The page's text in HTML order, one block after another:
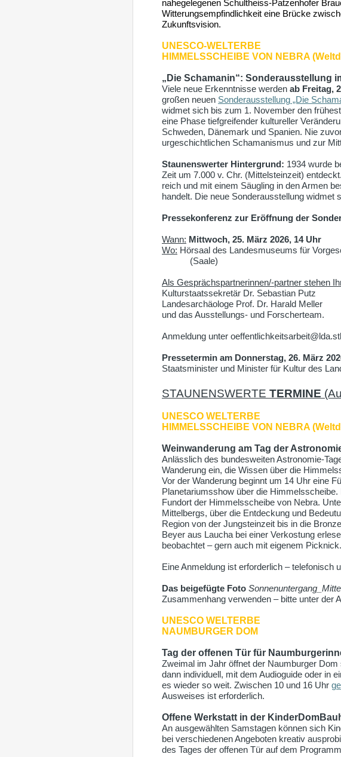
nahegelegenen Schultheiss-Patzenhofer
Witterungsempfindlichkeit eine Brücke
Zukunftsvision.
UNESCO-WELTERBE
HIMMELSSCHEIBE VON NEBRA
„Die Schamanin“: Sonderausstellung
Viele neue Erkenntnisse werden ab Freitag,
großen neuen Sonderausstellung „Die
widmet sich bis zum 1. November den
eine Phase tiefgreifender kultureller
Schweden, Dänemark und Spanien. Nie
urgeschichtlichen Schamanismus und zur
Staunenswerter Hintergrund: 1934 wurde
Zeit um 7.000 v. Chr. (Mittelsteinzeit)
reich und mit einem Säugling in den Armen
handelt. Die neue Sonderausstellung widmet
Pressekonferenz zur Eröffnung der
Wann: Mittwoch, 25. März 2026, 14 Uhr
Wo: Hörsaal des Landesmuseums für
(Saale)
Als Gesprächspartnerinnen/-partner stehen
Kulturstaatssekretär Dr. Sebastian Putz
Landesarchäologe Prof. Dr. Harald Meller
und das Ausstellungs- und Forscherteam.
Anmeldung unter
Pressetermin am Donnerstag, 26. März
Staatsminister und Minister für Kultur des
STAUNENSWERTE TERMINE
UNESCO WELTERBE
HIMMELSSCHEIBE VON NEBRA
Weinwanderung am Tag der
Anlässlich des bundesweiten Astronomie-
Wanderung ein, die Wissen über die
Vor der Wanderung beginnt um 14 Uhr eine
Planetariumsshow über die
Fundort der Himmelsscheibe von Nebra.
Mittelbergs, über die Entdeckung und
Region von der Jungsteinzeit bis in die
Beyer aus Laucha bei einer Verkostung
beobachtet – gern auch mit eigenem Picknick.
Eine Anmeldung ist erforderlich – telefonisch
Das beigefügte Foto
Zusammenhang verwenden – bitte unter der
UNESCO WELTERBE
NAUMBURGER DOM
Tag der offenen Tür für
Zweimal im Jahr öffnet der Naumburger
dann individuell, mit dem Audioguide oder in
es wieder so weit. Zwischen 10 und 16 Uhr
Ausweises ist erforderlich.
Offene Werkstatt in der
An ausgewählten Samstagen können sich
bei verschiedenen Angeboten kreativ
des Tages der offenen Tür auf dem